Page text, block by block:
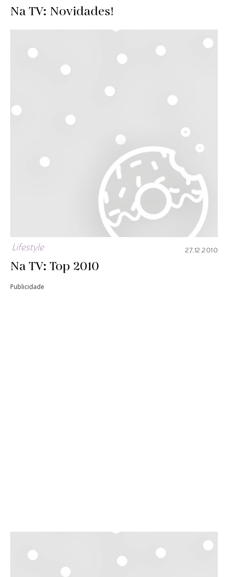
Na TV: Novidades!
Lifestyle 27.12.2010
Na TV: Top 2010
Publicidade